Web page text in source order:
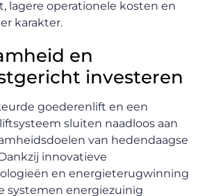
lagere operationele kosten en
karakter.
en
investeren
goederenlift en een
sluiten naadloos aan
van hedendaagse
innovatieve
en energieterugwinning
systemen energiezuinig